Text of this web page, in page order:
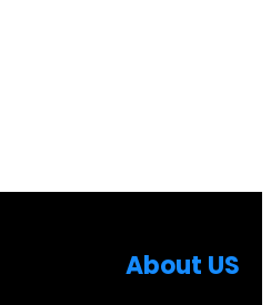
About US